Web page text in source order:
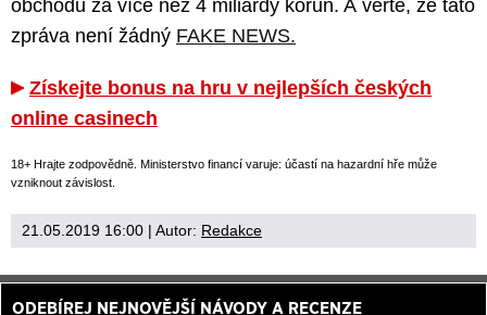
obchodů za více než 4 miliardy korun. A věřte, že tato
zpráva není žádný FAKE NEWS.
Získejte bonus na hru v nejlepších českých
online casinech
18+ Hrajte zodpovědně. Ministerstvo financí varuje: účastí na hazardní hře může
vzniknout závislost.
21.05.2019 16:00 | Autor: Redakce
ODEBÍREJ NEJNOVĚJŠÍ NÁVODY A RECENZE